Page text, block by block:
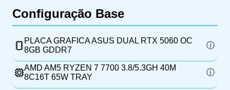
Configuração Base
PLACA GRAFICA ASUS DUAL RTX 5060 OC
8GB GDDR7
AMD AM5 RYZEN 7 7700 3.8/5.3GH 40M
8C16T 65W TRAY